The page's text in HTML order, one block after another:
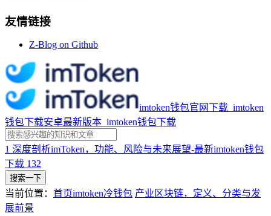
友情链接
Z-Blog on Github
imtoken钱包官网下载_imtoken
钱包下载安卓最新版本_imtoken钱包下载
1 深度剖析imToken，功能、风险与未来展望-最新imtoken钱包
下载 132
搜索一下
当前位置： 首页imtoken冷钱包 产业区块链，定义、分类与发
展前景